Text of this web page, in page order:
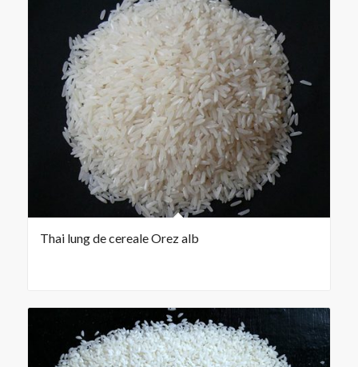
Thai lung de cereale Orez alb